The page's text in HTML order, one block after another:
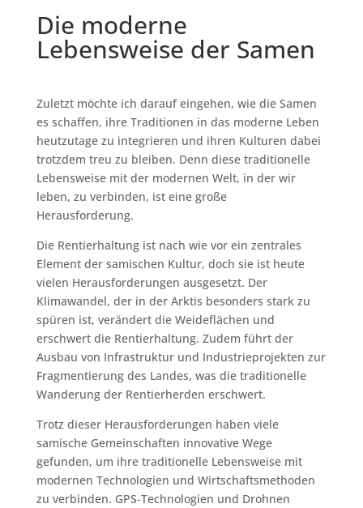
Die moderne
Lebensweise der Samen
Zuletzt möchte ich darauf eingehen, wie die Samen
es schaffen, ihre Traditionen in das moderne Leben
heutzutage zu integrieren und ihren Kulturen dabei
trotzdem treu zu bleiben. Denn diese traditionelle
Lebensweise mit der modernen Welt, in der wir
leben, zu verbinden, ist eine große
Herausforderung.
Die Rentierhaltung ist nach wie vor ein zentrales
Element der samischen Kultur, doch sie ist heute
vielen Herausforderungen ausgesetzt. Der
Klimawandel, der in der Arktis besonders stark zu
spüren ist, verändert die Weideflächen und
erschwert die Rentierhaltung. Zudem führt der
Ausbau von Infrastruktur und Industrieprojekten zur
Fragmentierung des Landes, was die traditionelle
Wanderung der Rentierherden erschwert.
Trotz dieser Herausforderungen haben viele
samische Gemeinschaften innovative Wege
gefunden, um ihre traditionelle Lebensweise mit
modernen Technologien und Wirtschaftsmethoden
zu verbinden. GPS-Technologien und Drohnen